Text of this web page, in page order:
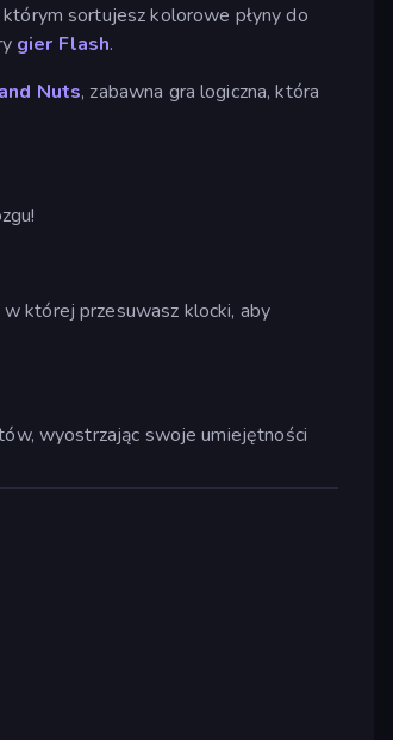
sortujesz kolorowe płyny do
gier Flash.
Nuts, zabawna gra logiczna, która
której przesuwasz klocki, aby
wyostrzając swoje umiejętności